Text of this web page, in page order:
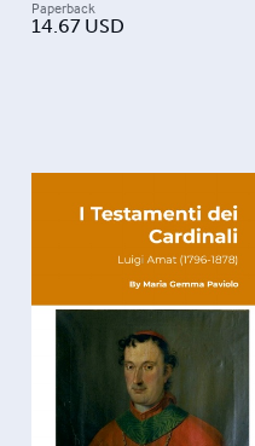
Paperback
14.67 USD